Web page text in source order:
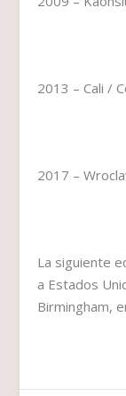
2013 – Cali /
2017 –
La siguiente
a Estados
Birmingham,